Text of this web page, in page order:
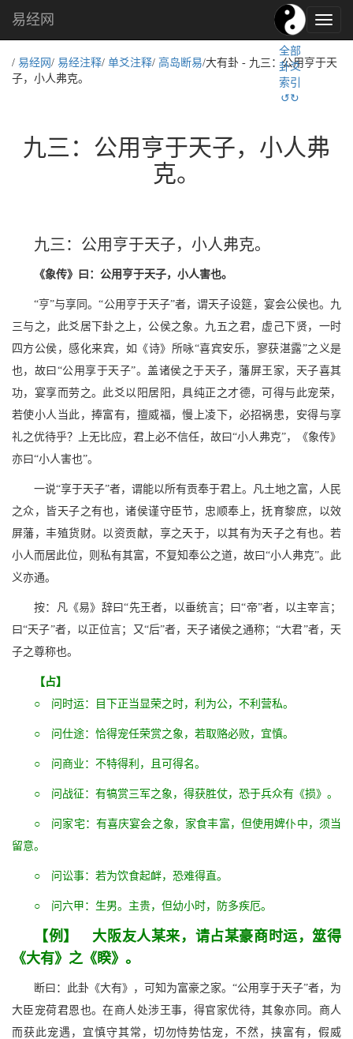
易
经
化,
易经网
全部
卦爻
索引
↺↻
/ 易经网 / 易经注释/ 单爻注释/ 高岛断易/大有卦 - 九三：公用亨于天
子，小人弗克。
九三：公用亨于天子，小人弗
克。
九三：公用亨于天子，小人弗克。
《象传》曰：公用亨于天子，小人害也。
“亨”与享同。“公用亨于天子”者，谓天子设筵，宴会公侯也。九
三与之，此爻居下卦之上，公侯之象。九五之君，虚己下贤，一时
四方公侯，感化来宾，如《诗》所咏“喜宾安乐，寥获湛露”之义是
也，故曰“公用享于天子”。盖诸侯之于天子，藩屏王家，天子喜其
功，宴享而劳之。此爻以阳居阳，具纯正之才德，可得与此宠荣，
若使小人当此，捧富有，擅威福，慢上凌下，必招祸患，安得与享
礼之优待乎？上无比应，君上必不信任，故曰“小人弗克”，《象传》
亦曰“小人害也”。
一说“享于天子”者，谓能以所有贡奉于君上。凡土地之富，人民
之众，皆天子之有也，诸侯谨守臣节，忠顺奉上，抚育黎庶，以效
屏藩，丰殖货财。以资贡献，享之天于，以其有为天子之有也。若
小人而居此位，则私有其富，不复知奉公之道，故曰“小人弗克”。此
义亦通。
按：凡《易》辞曰“先王者，以垂统言；曰“帝”者，以主宰言；
曰“天子”者，以正位言；又“后”者，天子诸侯之通称；“大君”者，天
子之尊称也。
【占】
○ 问时运：目下正当显荣之时，利为公，不利营私。
○ 问仕途：恰得宠任荣赏之象，若取赂必败，宜慎。
○ 问商业：不特得利，且可得名。
○ 问战征：有犒赏三军之象，得获胜仗，恐于兵众有《损》。
○ 问家宅：有喜庆宴会之象，家食丰富，但使用婢仆中，须当
留意。
○ 问讼事：若为饮食起衅，恐难得直。
○ 问六甲：生男。主贵，但幼小时，防多疾厄。
【例】 大阪友人某来，请占某豪商时运，筮得
《大有》之《睽》。
断曰：此卦《大有》，可知为富豪之家。“公用享于天子”者，为
大臣宠荷君恩也。在商人处涉王事，得官家优待，其象亦同。商人
而获此宠遇，宜慎守其常，切勿恃势怙宠，不然，挟富有，假威